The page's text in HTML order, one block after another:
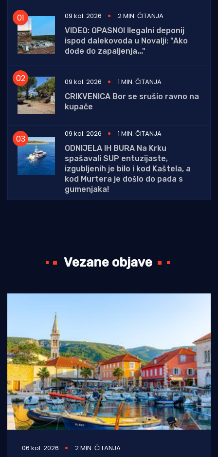
09 kol. 2026
2 MIN. ČITANJA
VIDEO: OPASNO! Ilegalni deponij
ispod dalekovoda u Novalji: "Ako
dođe do zapaljenja..."
09 kol. 2026
1 MIN. ČITANJA
CRIKVENICA Bor se srušio ravno na
kupače
09 kol. 2026
1 MIN. ČITANJA
ODNIJELA IH BURA Na Krku
spašavali SUP entuzijaste,
izgubljenih je bilo i kod Kaštela, a
kod Murtera je došlo do pada s
gumenjaka!
Vezane objave
06 kol. 2026 2 MIN. ČITANJA